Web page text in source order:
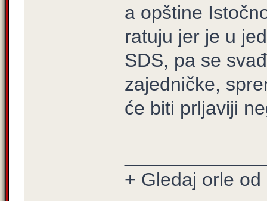
a opštine
ratuju jer je u
SDS, pa se
zajedničke,
će biti prljaviji
+ Gledaj orle